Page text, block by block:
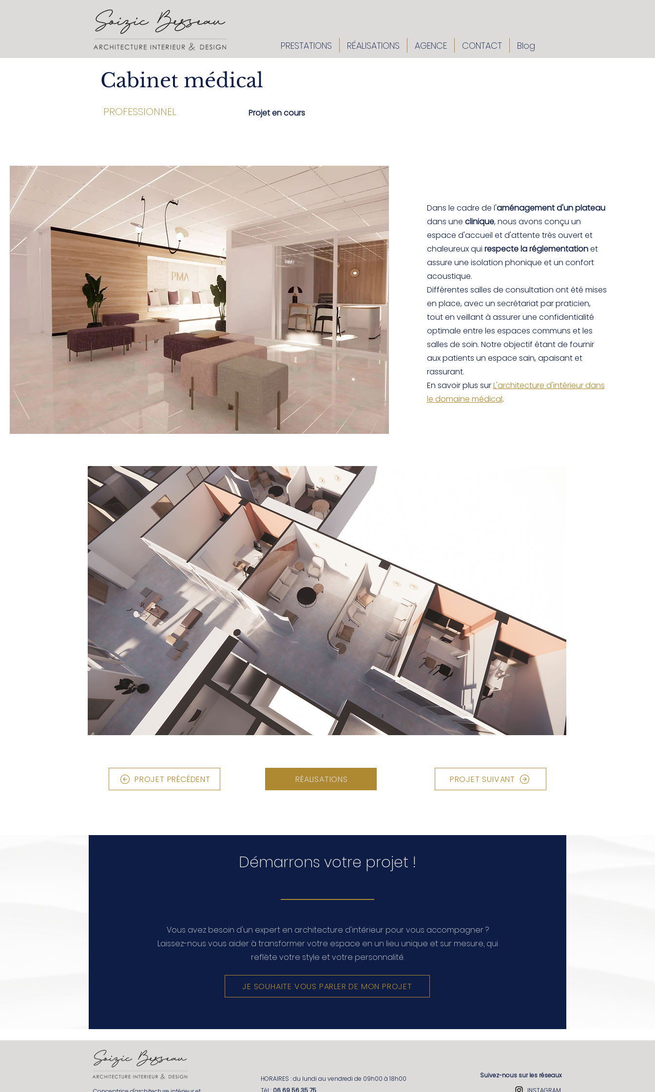
PRESTATIONS RÉALISATIONS AGENCE CONTACT Blog
Cabinet médical
PROFESSIONNEL Projet en cours
Dans le cadre de l'aménagement d'un plateau
dans une clinique, nous avons conçu un
espace d'accueil et d'attente très ouvert et
chaleureux qui respecte la réglementationet
assure une isolation phonique et un confort
acoustique.
Différentes salles de consultation ont été mises
en place, avec un secrétariat par praticien,
tout en veillant à assurer une confidentialité
optimale entre les espaces communs et les
salles de soin. Notre objectif étant de fournir
aux patients un espace sain, apaisant et
rassurant.
En savoir plus surL'architecture d'intérieur dans
le domaine médical.
PROJET PRÉCÉDENT RÉALISATIONS PROJET SUIVANT
JE SOUHAITE VOUS PARLER DE MON PROJET
Démarrons votre projet !
Vous avez besoin d'un expert en architecture d'intérieur pour vous accompagner ?
Laissez-nous vous aider à transformer votre espace en un lieu unique et sur mesure, qui
reflète votre style et votre personnalité.
HORAIRES : du lundi au vendredi de 09h00 à 18h00
Tél : 06 69 56 35 75
Suivez-nous sur les réseaux
INSTAGRAM